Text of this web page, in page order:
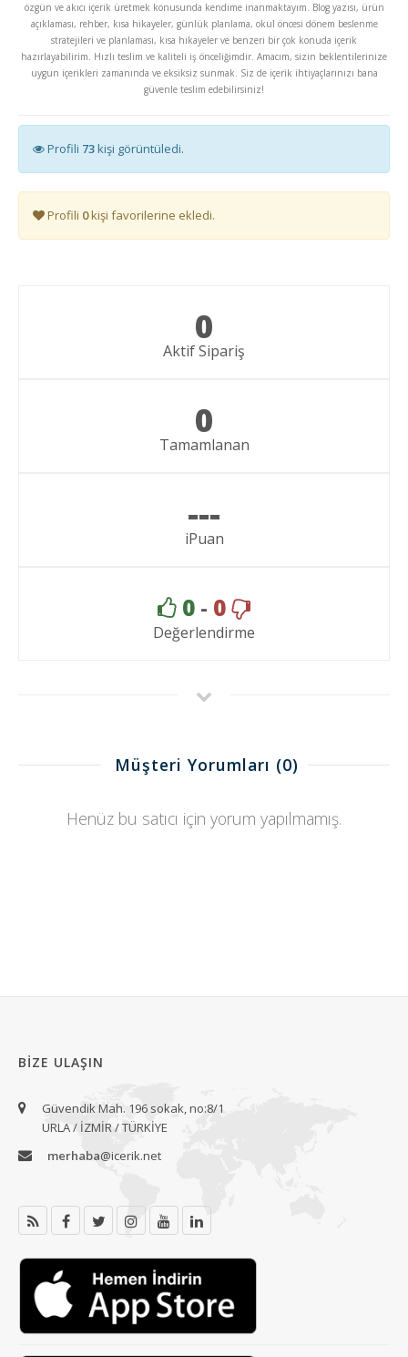
özgün ve akıcı içerik üretmek konusunda kendime inanmaktayım. Blog yazısı, ürün
açıklaması, rehber, kısa hikayeler, günlük planlama, okul öncesi dönem beslenme
stratejileri ve planlaması, kısa hikayeler ve benzeri bir çok konuda içerik
hazırlayabilirim. Hızlı teslim ve kaliteli iş önceliğimdir. Amacım, sizin beklentilerinize
uygun içerikleri zamanında ve eksiksiz sunmak. Siz de içerik ihtiyaçlarınızı bana
güvenle teslim edebilirsiniz!
Profili 73kişi görüntüledi.
Profili 0kişi favorilerine ekledi.
0
Aktif Sipariş
0
Tamamlanan
---
iPuan
0 - 0
Değerlendirme
Müşteri Yorumları (0)
Henüz bu satıcı için yorum yapılmamış.
BIZE ULAŞIN
Güvendik Mah. 196 sokak, no:8/1
URLA / İZMİR / TÜRKİYE
merhaba@icerik.net